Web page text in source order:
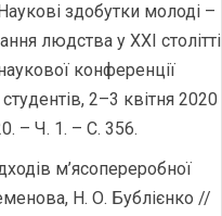
здобутки молоді –
людства у XXI столітті
конференції
2–3 квітня 2020
– Ч. 1. – С. 356.
м’ясопереробної
Н. О. Бублієнко //